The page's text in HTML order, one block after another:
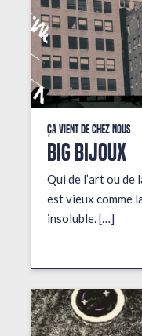
Ça vient de chez nous
BIG BIJOUX
Qui de l’art ou de
est vieux comme
insoluble. […]